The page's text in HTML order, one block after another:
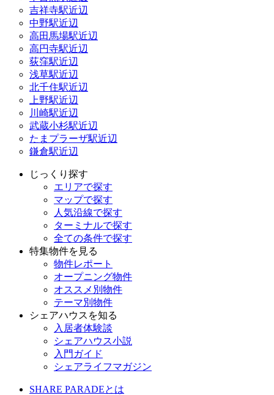
吉祥寺駅近辺
中野駅近辺
高田馬場駅近辺
高円寺駅近辺
荻窪駅近辺
浅草駅近辺
北千住駅近辺
上野駅近辺
川崎駅近辺
武蔵小杉駅近辺
たまプラーザ駅近辺
鎌倉駅近辺
じっくり探す
エリアで探す
マップで探す
人気沿線で探す
ターミナルで探す
全ての条件で探す
特集物件を見る
物件レポート
オープニング物件
オススメ別物件
テーマ別物件
シェアハウスを知る
入居者体験談
シェアハウス小説
入門ガイド
シェアライフマガジン
SHARE PARADEとは